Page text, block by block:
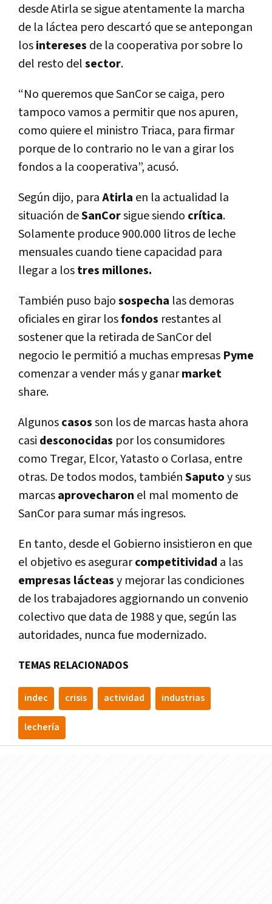
desde Atirla se sigue atentamente la marcha
de la láctea pero descartó que se antepongan
losintereses de la cooperativa por sobre lo
del resto delsector.
“No queremos que SanCor se caiga, pero
tampoco vamos a permitir que nos apuren,
como quiere el ministro Triaca, para firmar
porque de lo contrario no le van a girar los
fondos a la cooperativa”, acusó.
Según dijo, paraAtirla en la actualidad la
situación deSanCorsigue siendo crítica.
Solamente produce 900.000 litros de leche
mensuales cuando tiene capacidad para
llegar a lostres millones.
También puso bajosospecha las demoras
oficiales en girar losfondos restantes al
sostener que la retirada de SanCor del
negocio le permitió a muchas empresas Pyme
comenzar a vender más y ganarmarket
share.
Algunoscasosson los de marcas hasta ahora
casi desconocidas por los consumidores
como Tregar, Elcor, Yatasto o Corlasa, entre
otras. De todos modos, tambiénSaputoy sus
marcasaprovecharon el mal momento de
SanCor para sumar más ingresos.
En tanto, desde el Gobierno insistieron en que
el objetivo es asegurarcompetitividad a las
empresas lácteasy mejorar las condiciones
de los trabajadores aggiornando un convenio
colectivo que data de 1988 y que, según las
autoridades, nunca fue modernizado.
TEMAS RELACIONADOS
indec crisis actividad industrias
lecherí­a